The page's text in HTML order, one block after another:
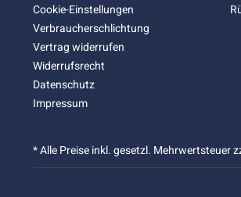
Cookie-Einstellungen
Verbraucherschlichtung
Vertrag widerrufen
Widerrufsrecht
Datenschutz
Impressum
* Alle Preise inkl. gesetzl. Mehrwertsteuer